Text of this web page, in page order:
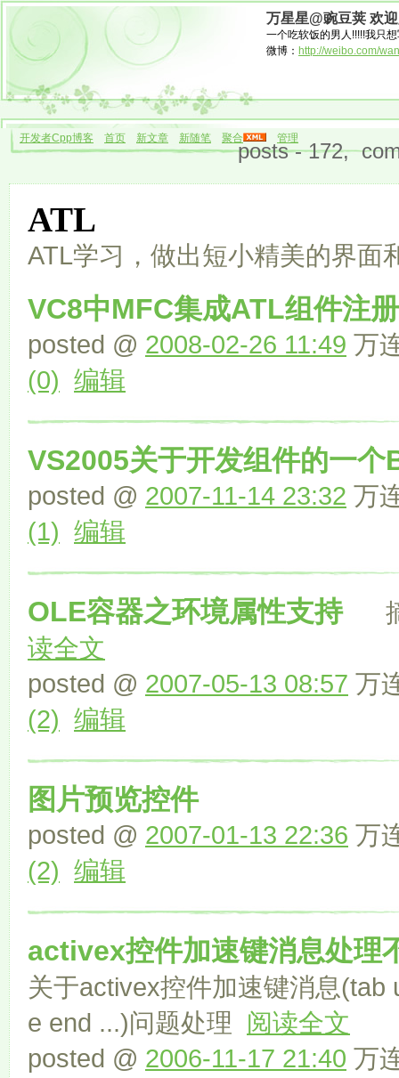
万星星@豌豆荚 欢
一个吃软饭的男人!!!!!我只
微博： http://weibo.com/
开发者Cpp博客 首页 新文章 新随笔 聚合 管理
posts - 172,
ATL
ATL学习，做出短小精美的界面
VC8中MFC集成ATL组件注
posted @ 2008-02-26 11:49 万
(0) 编辑
VS2005关于开发组件的一个
posted @ 2007-11-14 23:32 万
(1) 编辑
OLE容器之环境属性支持摘
读全文
posted @ 2007-05-13 08:57 万
(2) 编辑
图片预览控件
posted @ 2007-01-13 22:36 万
(2) 编辑
activex控件加速键消息处理
关于activex控件加速键消息(tab
e end ...)问题处理 阅读全文
posted @ 2006-11-17 21:40 万